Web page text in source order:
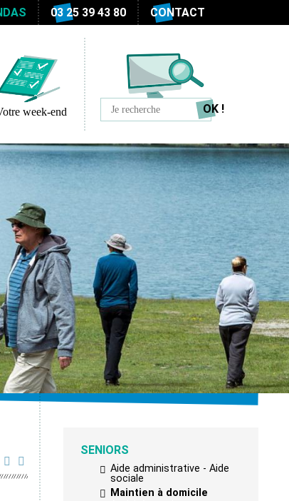
03 25 39 43 80 CONTACT
week-end
SENIORS
Aide administrative - Aide
sociale
Maintien à domicile